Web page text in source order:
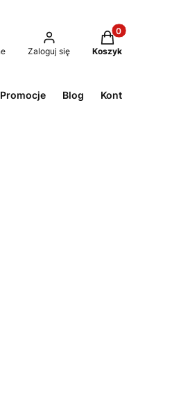
Zaloguj się
Produkty w
Koszyk
Promocje Blog Kontakt